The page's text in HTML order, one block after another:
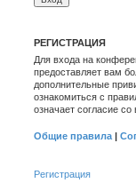
РЕГИСТРАЦИЯ
Для входа на
предоставляет вам
дополнительные
ознакомиться с
означает согласие
Общие правила |
Регистрация